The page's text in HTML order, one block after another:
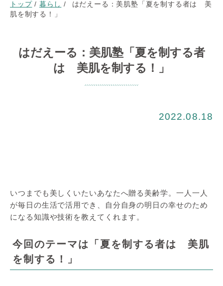
トップ / 暮らし /
はだえーる：美肌塾「夏を制する者は 美
肌を制する！」
はだえーる：美肌塾「夏を制する者
は 美肌を制する！」
2022.08.18
いつまでも美しくいたいあなたへ贈る美齢学。一人一人
が毎日の生活で活用でき、自分自身の明日の幸せのため
になる知識や技術を教えてくれます。
今回のテーマは「夏を制する者は 美肌
を制する！」